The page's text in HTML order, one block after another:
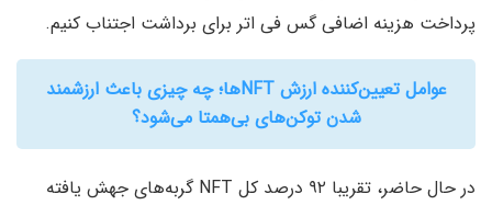
پرداخت هزینه اضافی گس فی اتر برای برداشت اجتناب کنیم.
عوامل تعیین‌کننده ارزش NFTها؛ چه چیزی باعث ارزشمند
شدن توکن‌های بی‌همتا می‌شود؟
در حال حاضر، تقریبا ۹۲ درصد کل NFT گربه‌های جهش یافته